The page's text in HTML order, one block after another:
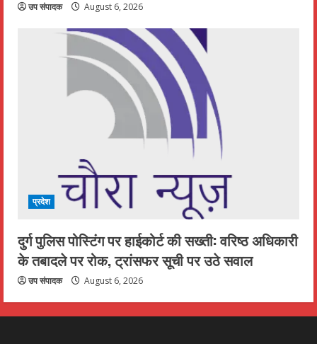
उप संपादक August 6, 2026
प्रदेश
दुर्ग पुलिस पोस्टिंग पर हाईकोर्ट की सख्ती: वरिष्ठ अधिकारी
के तबादले पर रोक, ट्रांसफर सूची पर उठे सवाल
उप संपादक August 6, 2026